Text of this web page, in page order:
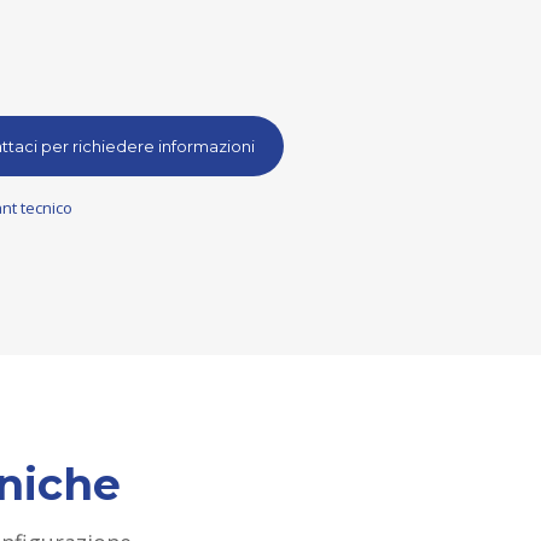
per richiedere informazioni
tecnico